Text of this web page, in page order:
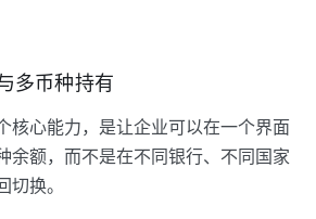
多币种持有
核心能力，是让企业可以在一个界面
余额，而不是在不同银行、不同国家
换。